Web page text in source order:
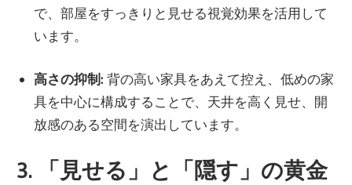
で、部屋をすっきりと見せる視覚効果を活用して
います。
高さの抑制: 背の高い家具をあえて控え、低めの家
具を中心に構成することで、天井を高く見せ、開
放感のある空間を演出しています。
3. 「見せる」と「隠す」の黄金